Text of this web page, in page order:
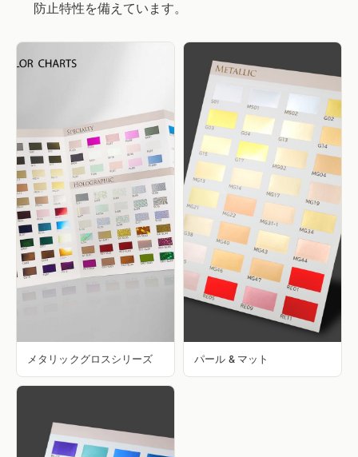
防止特性を備えています。
メタリックグロスシリーズ パール & マット